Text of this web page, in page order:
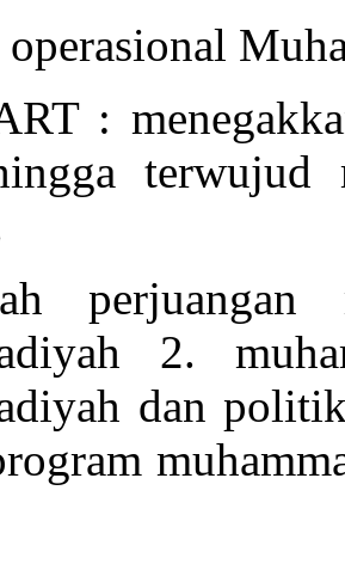
operasional
:
terwujud
perjuangan
2.
dan